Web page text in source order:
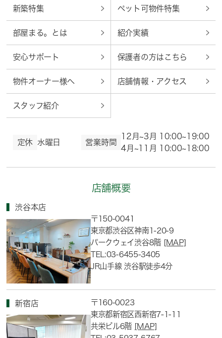
新築特集 ペット可物件特集
部屋まる。とは 紹介実績
安心サポート 保護者の方はこちら
物件オーナー様へ 店舗情報・アクセス
スタッフ紹介
定休 水曜日 営業時間
12月~3月 10:00~19:00
4月~11月 10:00~18:00
店舗概要
渋谷本店
〒150-0041
東京都渋谷区神南1-20-9
パークウェイ渋谷8階 [MAP]
TEL:03-6455-3405
JR山手線 渋谷駅徒歩4分
新宿店
〒160-0023
東京都新宿区西新宿7-1-11
共栄ビル6階 [MAP]